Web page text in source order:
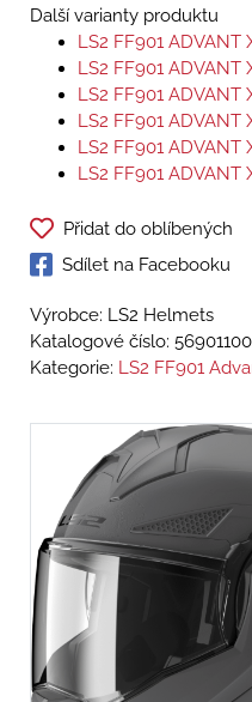
Další varianty produktu
LS2 FF901 ADVANT
LS2 FF901 ADVANT
LS2 FF901 ADVANT
LS2 FF901 ADVANT
LS2 FF901 ADVANT
LS2 FF901 ADVANT
Přidat do oblíbených
Sdílet na Facebooku
Výrobce: LS2 Helmets
Katalogové číslo:
Kategorie: LS2 FF901